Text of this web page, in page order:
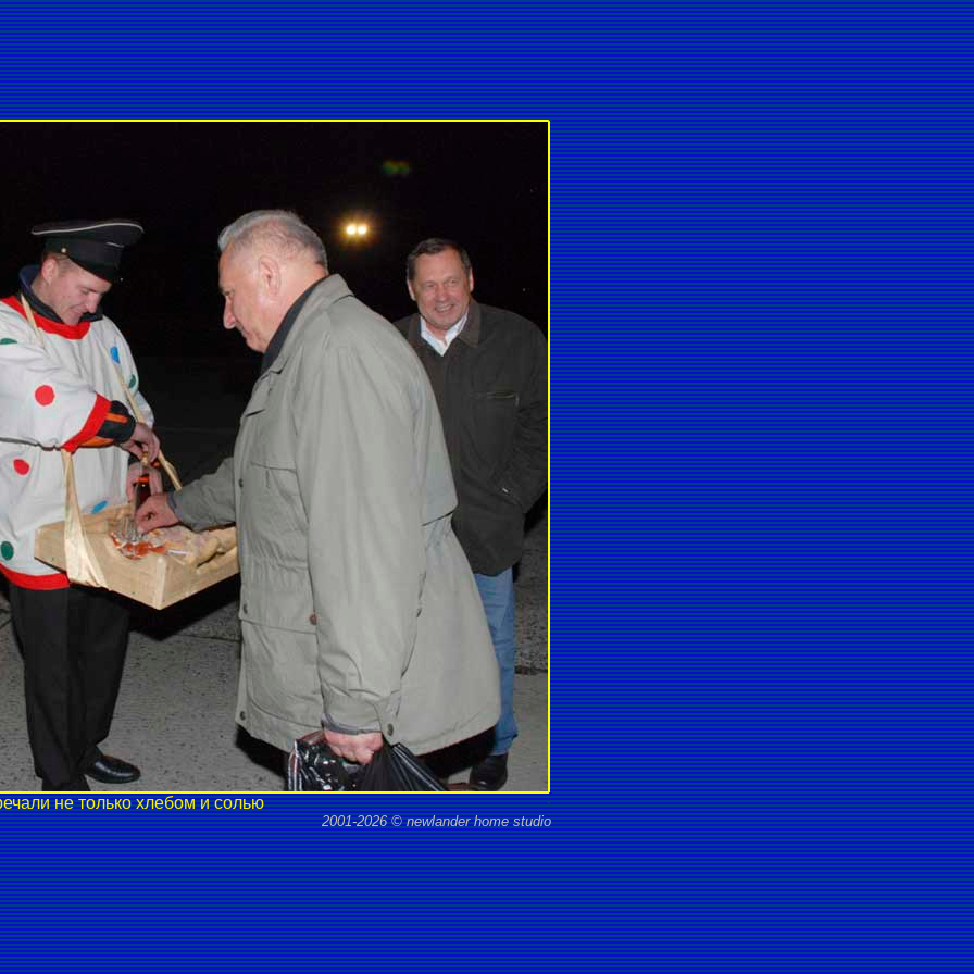
не только хлебом и солью
2001-2026 © newlander home studio